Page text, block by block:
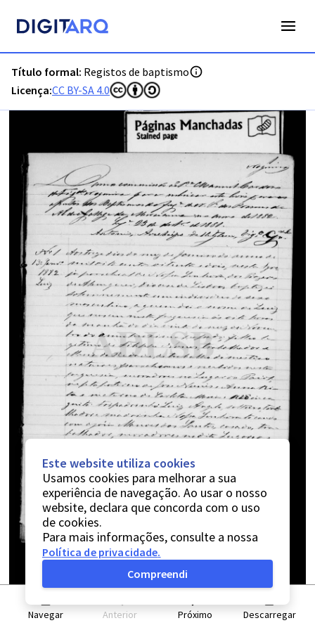
Título formal: Registos de baptismo
Licença:CC BY-SA 4.0
Navegar Anterior Próximo Descarregar
Este website utiliza cookies
Usamos cookies para melhorar a sua
experiência de navegação. Ao usar o nosso
website, declara que concorda com o uso
de cookies.
Para mais informações, consulte a nossa
Política de privacidade.
Compreendi